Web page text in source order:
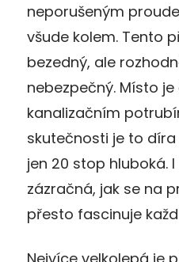
neporušeným
všude kolem. Tento
bezedný, ale
nebezpečný. Místo
kanalizačním
skutečnosti je to díra
jen 20 stop hluboká.
zázračná, jak se na
přesto fascinuje